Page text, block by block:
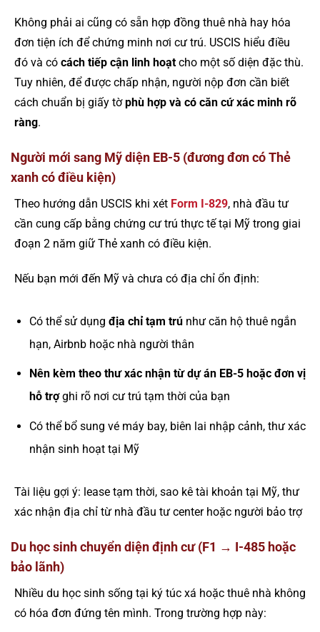
Không phải ai cũng có sẵn hợp đồng thuê nhà hay hóa
đơn tiện ích để chứng minh nơi cư trú. USCIS hiểu điều
đó và có cách tiếp cận linh hoạt cho một số diện đặc thù.
Tuy nhiên, để được chấp nhận, người nộp đơn cần biết
cách chuẩn bị giấy tờphù hợp và có căn cứ xác minh rõ
ràng.
Người mới sang Mỹ diện EB-5 (đương đơn có Thẻ
xanh có điều kiện)
Theo hướng dẫn USCIS khi xét Form I-829, nhà đầu tư
cần cung cấp bằng chứng cư trú thực tế tại Mỹ trong giai
đoạn 2 năm giữ Thẻ xanh có điều kiện.
Nếu bạn mới đến Mỹ và chưa có địa chỉ ổn định:
Có thể sử dụng địa chỉ tạm trúnhư căn hộ thuê ngắn
hạn, Airbnb hoặc nhà người thân
Nên kèm theo thư xác nhận từ dự án EB-5 hoặc đơn vị
hỗ trợghi rõ nơi cư trú tạm thời của bạn
Có thể bổ sung vé máy bay, biên lai nhập cảnh, thư xác
nhận sinh hoạt tại Mỹ
Tài liệu gợi ý: lease tạm thời, sao kê tài khoản tại Mỹ, thư
xác nhận địa chỉ từ nhà đầu tư center hoặc người bảo trợ
Du học sinh chuyển diện định cư (F1 → I-485 hoặc
bảo lãnh)
Nhiều du học sinh sống tại ký túc xá hoặc thuê nhà không
có hóa đơn đứng tên mình. Trong trường hợp này: